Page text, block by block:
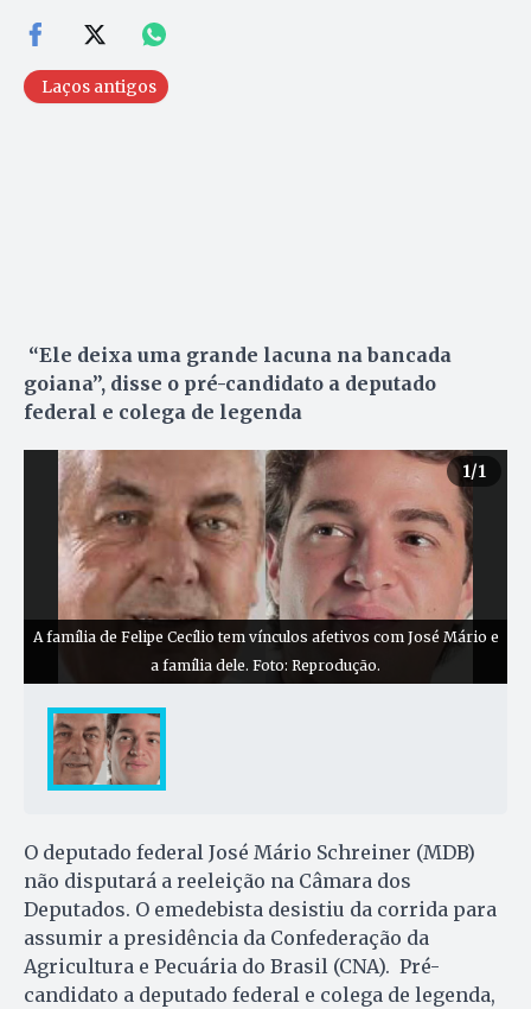
Laços antigos
“Ele deixa uma grande lacuna na bancada
goiana”, disse o pré-candidato a deputado
federal e colega de legenda
1/1
A família de Felipe Cecílio tem vínculos afetivos com José Mário e
a família dele. Foto: Reprodução.
O deputado federal José Mário Schreiner (MDB)
não disputará a reeleição na Câmara dos
Deputados. O emedebista desistiu da corrida para
assumir a presidência da Confederação da
Agricultura e Pecuária do Brasil (CNA). Pré-
candidato a deputado federal e colega de legenda,